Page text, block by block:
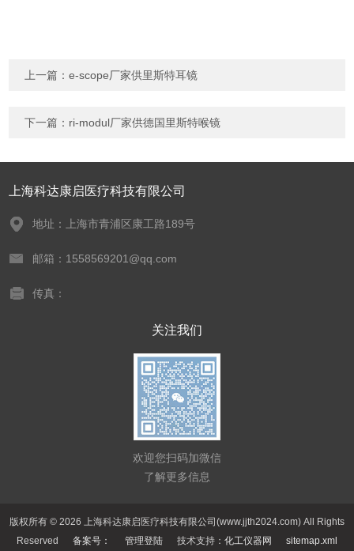
上一篇：e-scope厂家供里斯特耳镜
下一篇： ri-modul厂家供德国里斯特喉镜
上海科达康启医疗科技有限公司
地址：上海市青浦区康工路189号
邮箱：1558569201@qq.com
传真：
关注我们
欢迎您扫码加微信
了解更多信息
版权所有 © 2026 上海科达康启医疗科技有限公司(www.jjth2024.com) All Rights
Reserved 备案号： 管理登陆 技术支持： 化工仪器网 sitemap.xml